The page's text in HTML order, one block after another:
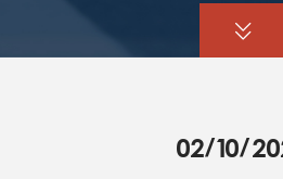
02/10/